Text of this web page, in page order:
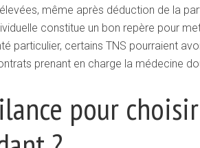
même après déduction de la
constitue un bon repère pour
particulier, certains TNS pourraient
prenant en charge la médecine
pour